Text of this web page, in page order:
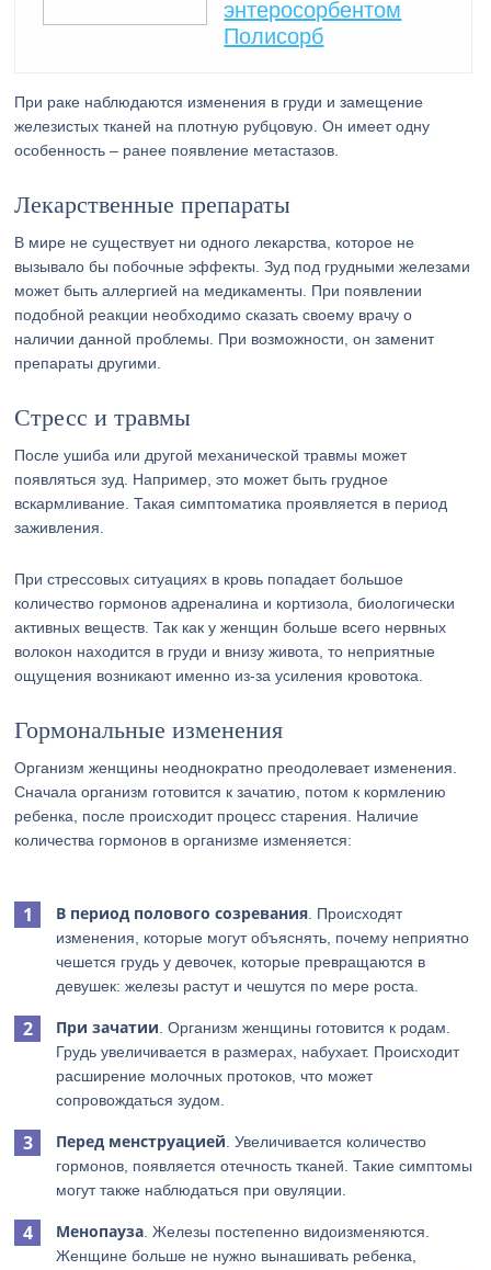
энтеросорбентом
Полисорб
При раке наблюдаются изменения в груди и замещение
железистых тканей на плотную рубцовую. Он имеет одну
особенность – ранее появление метастазов.
Лекарственные препараты
В мире не существует ни одного лекарства, которое не
вызывало бы побочные эффекты. Зуд под грудными железами
может быть аллергией на медикаменты. При появлении
подобной реакции необходимо сказать своему врачу о
наличии данной проблемы. При возможности, он заменит
препараты другими.
Стресс и травмы
После ушиба или другой механической травмы может
появляться зуд. Например, это может быть грудное
вскармливание. Такая симптоматика проявляется в период
заживления.
При стрессовых ситуациях в кровь попадает большое
количество гормонов адреналина и кортизола, биологически
активных веществ. Так как у женщин больше всего нервных
волокон находится в груди и внизу живота, то неприятные
ощущения возникают именно из-за усиления кровотока.
Гормональные изменения
Организм женщины неоднократно преодолевает изменения.
Сначала организм готовится к зачатию, потом к кормлению
ребенка, после происходит процесс старения. Наличие
количества гормонов в организме изменяется:
В период полового созревания . Происходят
изменения, которые могут объяснять, почему неприятно
чешется грудь у девочек, которые превращаются в
девушек: железы растут и чешутся по мере роста.
При зачатии . Организм женщины готовится к родам.
Грудь увеличивается в размерах, набухает. Происходит
расширение молочных протоков, что может
сопровождаться зудом.
Перед менструацией . Увеличивается количество
гормонов, появляется отечность тканей. Такие симптомы
могут также наблюдаться при овуляции.
Менопауза . Железы постепенно видоизменяются.
Женщине больше не нужно вынашивать ребенка,